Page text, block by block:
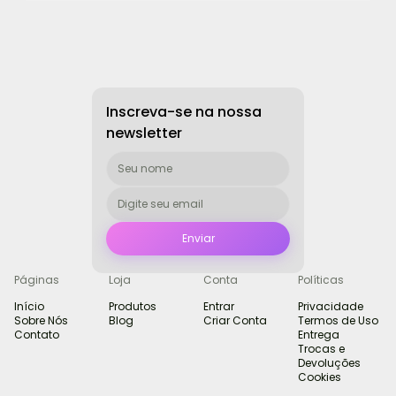
Inscreva-se na nossa
newsletter
Páginas
Início
Sobre Nós
Contato
Loja
Produtos
Blog
Conta
Entrar
Criar Conta
Políticas
Privacidade
Termos de Uso
Entrega
Trocas e
Devoluções
Cookies